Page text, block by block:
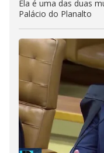
Ela é uma das duas
Palácio do Planalto